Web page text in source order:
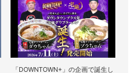
「DOWNTOWN+」の企画で誕生し